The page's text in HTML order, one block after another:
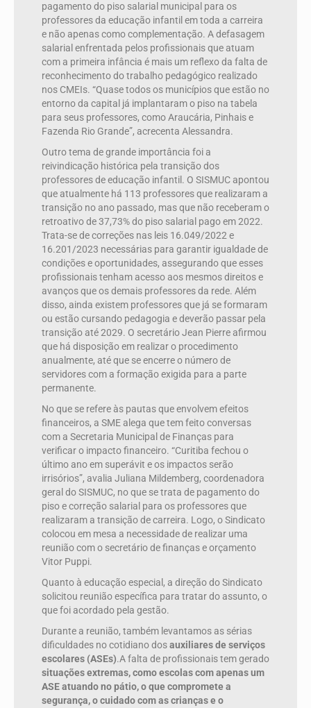
pagamento do piso salarial municipal para os
professores da educação infantil em toda a carreira
e não apenas como complementação. A defasagem
salarial enfrentada pelos profissionais que atuam
com a primeira infância é mais um reflexo da falta de
reconhecimento do trabalho pedagógico realizado
nos CMEIs. “Quase todos os municípios que estão no
entorno da capital já implantaram o piso na tabela
para seus professores, como Araucária, Pinhais e
Fazenda Rio Grande”, acrecenta Alessandra.
Outro tema de grande importância foi a
reivindicação histórica pela transição dos
professores de educação infantil. O SISMUC apontou
que atualmente há 113 professores que realizaram a
transição no ano passado, mas que não receberam o
retroativo de 37,73% do piso salarial pago em 2022.
Trata-se de correções nas leis 16.049/2022 e
16.201/2023 necessárias para garantir igualdade de
condições e oportunidades, assegurando que esses
profissionais tenham acesso aos mesmos direitos e
avanços que os demais professores da rede. Além
disso, ainda existem professores que já se formaram
ou estão cursando pedagogia e deverão passar pela
transição até 2029. O secretário Jean Pierre afirmou
que há disposição em realizar o procedimento
anualmente, até que se encerre o número de
servidores com a formação exigida para a parte
permanente.
No que se refere às pautas que envolvem efeitos
financeiros, a SME alega que tem feito conversas
com a Secretaria Municipal de Finanças para
verificar o impacto financeiro. “Curitiba fechou o
último ano em superávit e os impactos serão
irrisórios”, avalia Juliana Mildemberg, coordenadora
geral do SISMUC, no que se trata de pagamento do
piso e correção salarial para os professores que
realizaram a transição de carreira. Logo, o Sindicato
colocou em mesa a necessidade de realizar uma
reunião com o secretário de finanças e orçamento
Vitor Puppi.
Quanto à educação especial, a direção do Sindicato
solicitou reunião específica para tratar do assunto, o
que foi acordado pela gestão.
Durante a reunião, também levantamos as sérias
dificuldades no cotidiano dosauxiliares de serviços
escolares (ASEs).A falta de profissionais tem gerado
situações extremas, como escolas com apenas um
ASE atuando no pátio, o que compromete a
segurança, o cuidado com as crianças e o